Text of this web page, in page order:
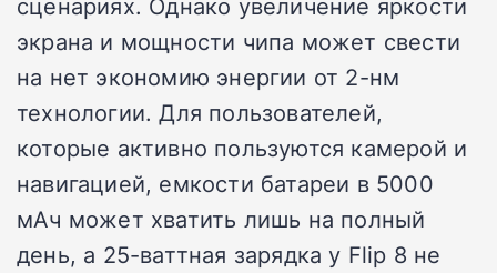
экрана и мощности чипа может свести
на нет экономию энергии от 2-нм
технологии. Для пользователей,
которые активно пользуются камерой и
навигацией, емкости батареи в 5000
мАч может хватить лишь на полный
день, а 25-ваттная зарядка у Flip 8 не